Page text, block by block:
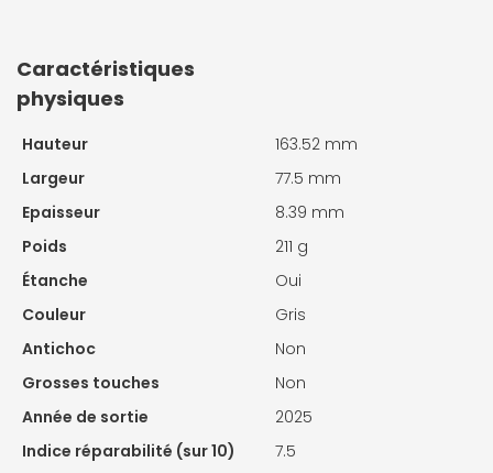
Caractéristiques
physiques
Hauteur
163.52 mm
Largeur
77.5 mm
Epaisseur
8.39 mm
Poids
211 g
Étanche
Oui
Couleur
Gris
Antichoc
Non
Grosses touches
Non
Année de sortie
2025
Indice réparabilité (sur 10)
7.5